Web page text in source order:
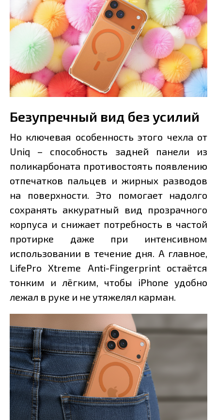
Безупречный вид без усилий
Но ключевая особенность этого чехла от
Uniq – способность задней панели из
поликарбоната противостоять появлению
отпечатков пальцев и жирных разводов
на поверхности. Это помогает надолго
сохранять аккуратный вид прозрачного
корпуса и снижает потребность в частой
протирке даже при интенсивном
использовании в течение дня. А главное,
LifePro Xtreme Anti-Fingerprint остаётся
тонким и лёгким, чтобы iPhone удобно
лежал в руке и не утяжелял карман.